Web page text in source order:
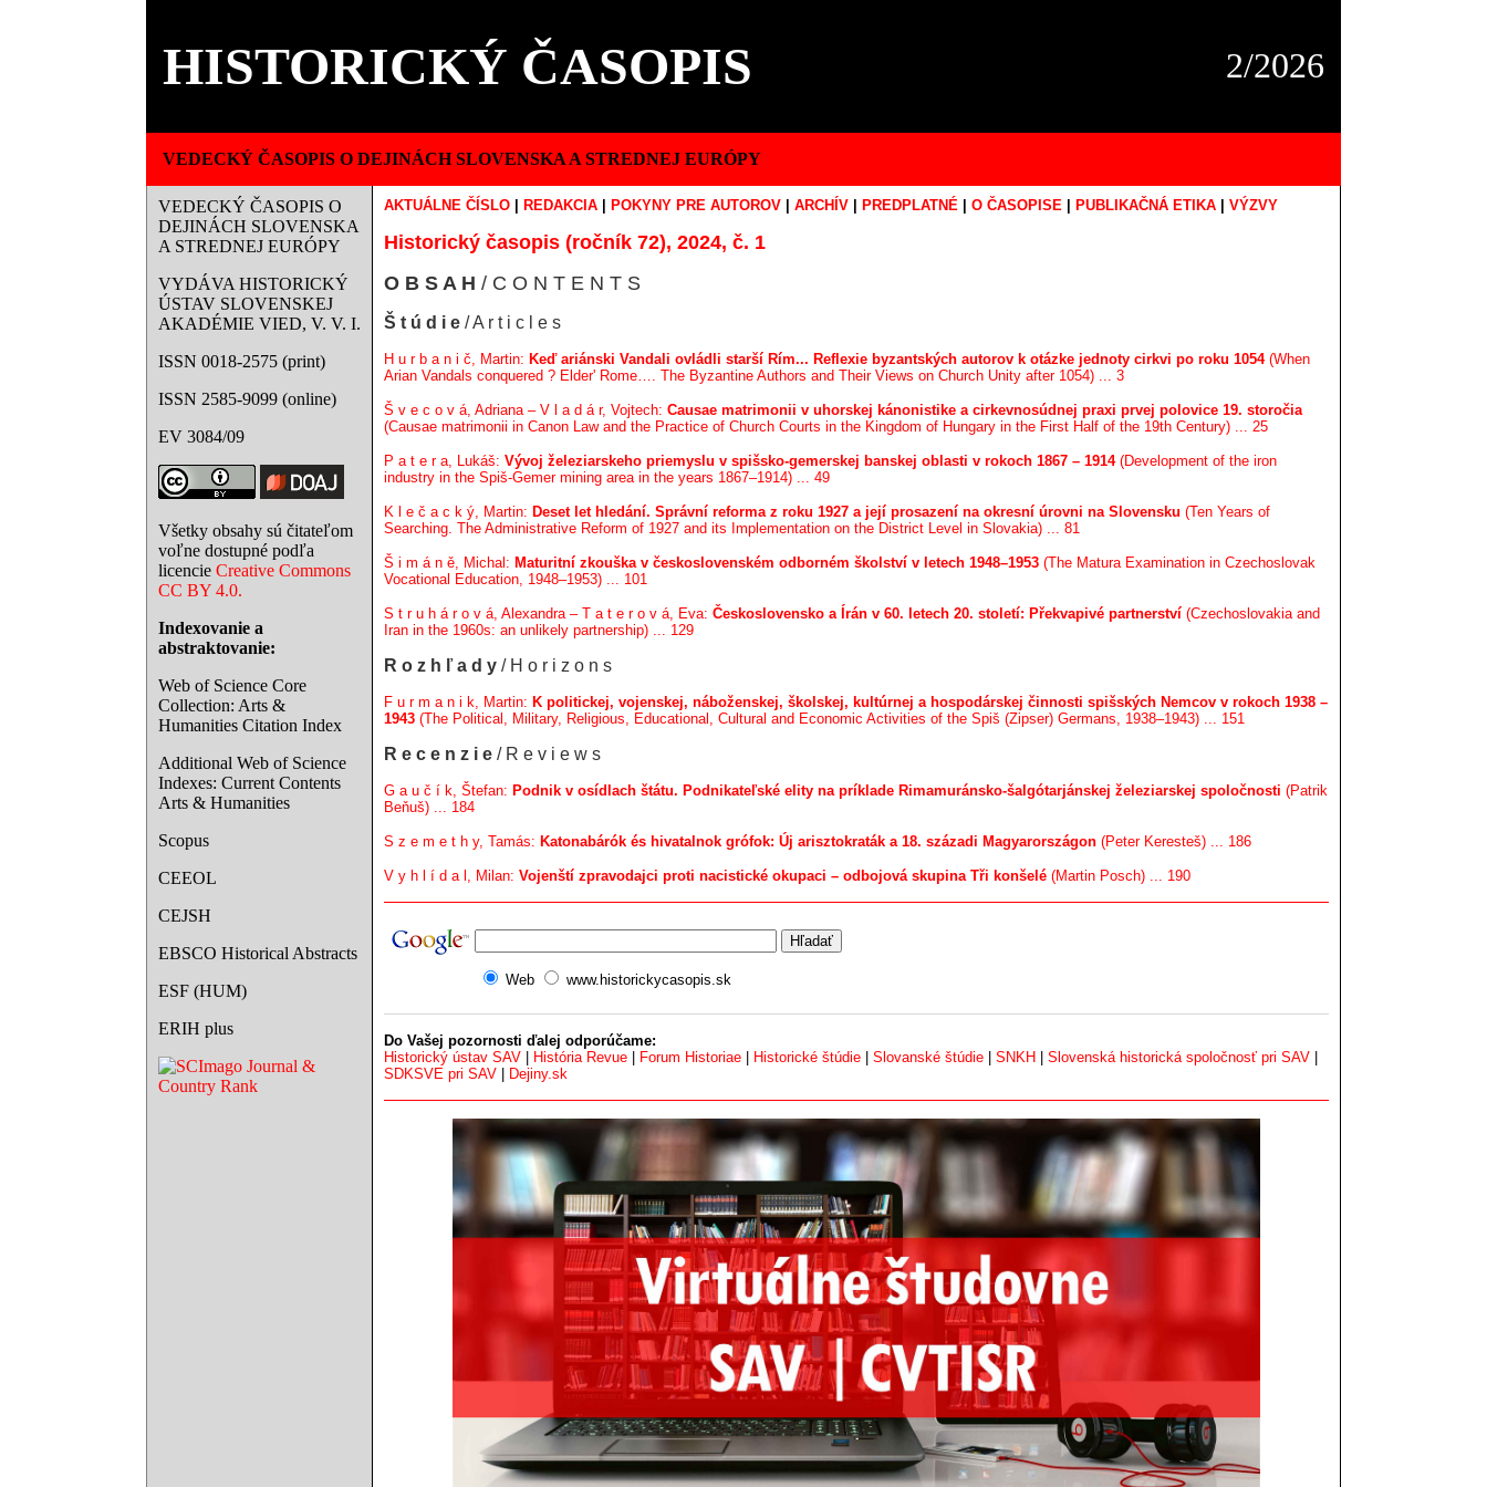
HISTORICKÝ ČASOPIS 2/2026
VEDECKÝ ČASOPIS O DEJINÁCH SLOVENSKA A STREDNEJ EURÓPY
VEDECKÝ ČASOPIS O
DEJINÁCH SLOVENSKA
A STREDNEJ EURÓPY
VYDÁVA HISTORICKÝ
ÚSTAV SLOVENSKEJ
AKADÉMIE VIED, V. V. I.
ISSN 0018-2575 (print)
ISSN 2585-9099 (online)
EV 3084/09
Všetky obsahy sú čitateľom
voľne dostupné podľa
licencie Creative Commons
CC BY 4.0.
Indexovanie a
abstraktovanie:
Web of Science Core
Collection: Arts &
Humanities Citation Index
Additional Web of Science
Indexes: Current Contents
Arts & Humanities
Scopus
CEEOL
CEJSH
EBSCO Historical Abstracts
ESF (HUM)
ERIH plus
AKTUÁLNE ČÍSLO REDAKCIA POKYNY PRE AUTOROV ARCHÍV PREDPLATNÉ O ČASOPISE PUBLIKAČNÁ ETIKA VÝZVY
Historický časopis (ročník 72), 2024, č. 1
O B S A H / C O N T E N T S
Š t ú d i e / A r t i c l e s
H u r b a n i č, Martin: Keď ariánski Vandali ovládli starší Rím... Reflexie byzantských autorov k otázke jednoty cirkvi po roku 1054(When
Arian Vandals conquered ? Elder' Rome…. The Byzantine Authors and Their Views on Church Unity after 1054) ... 3
Š v e c o v á, Adriana – V l a d á r, Vojtech: Causae matrimonii v uhorskej kánonistike a cirkevnosúdnej praxi prvej polovice 19. storočia
(Causae matrimonii in Canon Law and the Practice of Church Courts in the Kingdom of Hungary in the First Half of the 19th Century) ... 25
P a t e r a, Lukáš: Vývoj železiarskeho priemyslu v spišsko-gemerskej banskej oblasti v rokoch 1867 – 1914(Development of the iron
industry in the Spiš-Gemer mining area in the years 1867–1914) ... 49
K l e č a c k ý, Martin: Deset let hledání. Správní reforma z roku 1927 a její prosazení na okresní úrovni na Slovensku (Ten Years of
Searching. The Administrative Reform of 1927 and its Implementation on the District Level in Slovakia) ... 81
Š i m á n ě, Michal: Maturitní zkouška v československém odborném školství v letech 1948–1953 (The Matura Examination in Czechoslovak
Vocational Education, 1948–1953) ... 101
S t r u h á r o v á, Alexandra – T a t e r o v á, Eva: Československo a Írán v 60. letech 20. století: Překvapivé partnerství (Czechoslovakia and
Iran in the 1960s: an unlikely partnership) ... 129
R o z h ľ a d y / H o r i z o n s
F u r m a n i k, Martin: K politickej, vojenskej, náboženskej, školskej, kultúrnej a hospodárskej činnosti spišských Nemcov v rokoch 1938 –
1943 (The Political, Military, Religious, Educational, Cultural and Economic Activities of the Spiš (Zipser) Germans, 1938–1943) ... 151
R e c e n z i e / R e v i e w s
G a u č í k, Štefan: Podnik v osídlach štátu. Podnikateľské elity na príklade Rimamuránsko-šalgótarjánskej železiarskej spoločnosti (Patrik
Beňuš) ... 184
S z e m e t h y, Tamás: Katonabárók és hivatalnok grófok: Új arisztokraták a 18. századi Magyarországon (Peter Keresteš) ... 186
V y h l í d a l, Milan: Vojenští zpravodajci proti nacistické okupaci – odbojová skupina Tři konšelé (Martin Posch) ... 190
Web www.historickycasopis.sk
Do Vašej pozornosti ďalej odporúčame:
Historický ústav SAV
História Revue Forum Historiae Historické štúdie Slovanské štúdie SNKH Slovenská historická spoločnosť pri SAV
SDKSVE pri SAV
Dejiny.sk